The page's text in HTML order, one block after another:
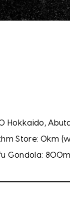
Store: 0km
Gondola: 800m